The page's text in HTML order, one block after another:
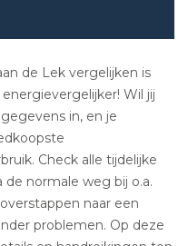
de Lek vergelijken is
Wil jij
in, en je
Check alle tijdelijke
normale weg bij o.a.
naar een
problemen. Op deze